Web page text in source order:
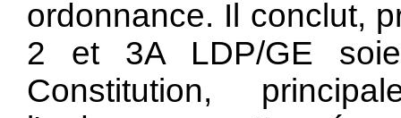
ordonnance. Il conclut,
2 et 3A LDP/GE
Constitution,